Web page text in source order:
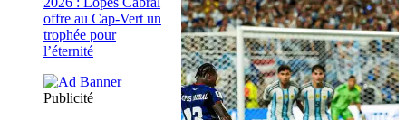
offre au Cap-Vert un
trophée pour
l’éternité
Publicité